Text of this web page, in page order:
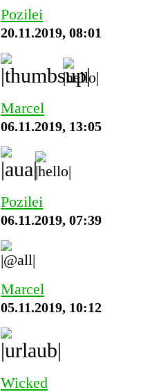
Pozilei
20.11.2019, 08:01
Marcel
06.11.2019, 13:05
Pozilei
06.11.2019, 07:39
Marcel
05.11.2019, 10:12
Wicked